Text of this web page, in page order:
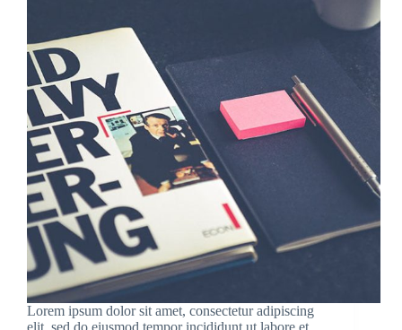
Lorem ipsum dolor sit amet, consectetur adipiscing